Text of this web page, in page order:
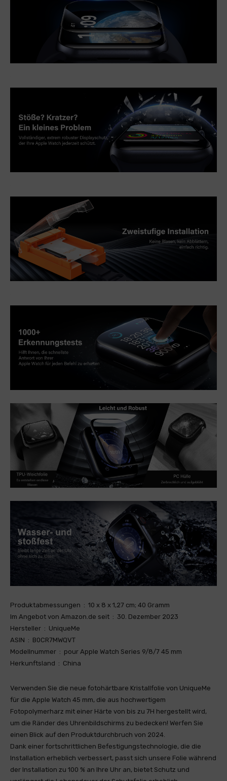
Produktabmessungen ‏ : ‎ 10 x 8 x 1,27 cm; 40 Gramm
Im Angebot von Amazon.de seit ‏ : ‎ 30. Dezember 2023
Hersteller ‏ : ‎ UniqueMe
ASIN ‏ : ‎ B0CR7MWQVT
Modellnummer ‏ : ‎ pour Apple Watch Series 9/8/7 45 mm
Herkunftsland ‏ : ‎ China
Verwenden Sie die neue fotohärtbare Kristallfolie von UniqueMe
für die Apple Watch 45 mm, die aus hochwertigem
Fotopolymerharz mit einer Härte von bis zu 7H hergestellt wird,
um die Ränder des Uhrenbildschirms zu bedecken! Werfen Sie
einen Blick auf den Produktdurchbruch von 2024.
Dank einer fortschrittlichen Befestigungstechnologie, die die
Installation erheblich verbessert, passt sich unsere Folie während
der Installation zu 100 % an Ihre Uhr an, bietet Schutz und